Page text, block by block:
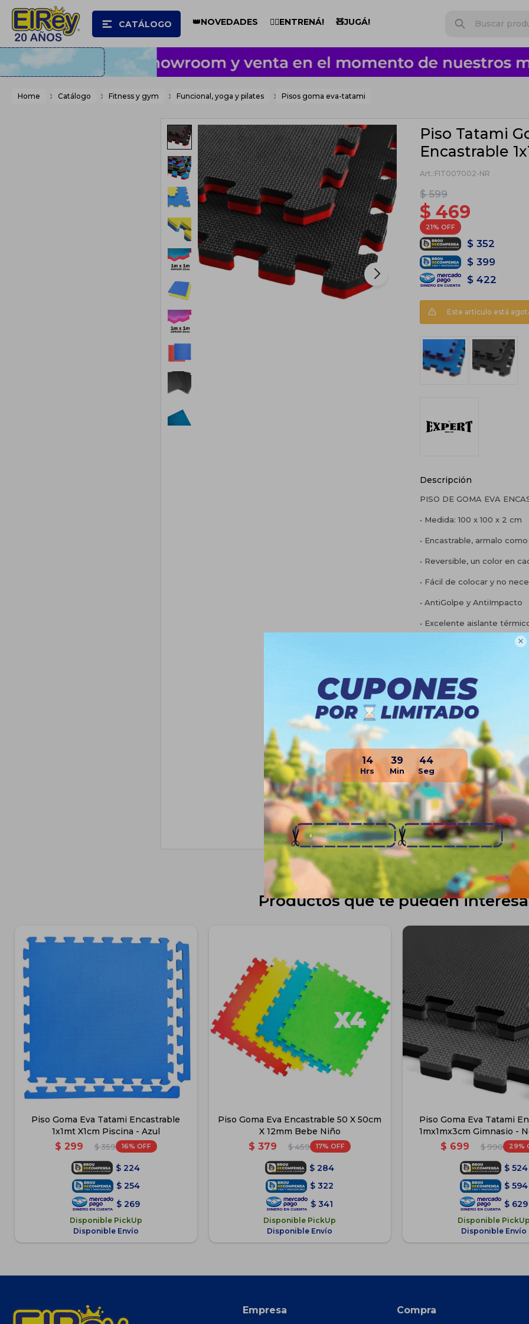

14 39 43
CATÁLOGO 👑NOVEDADES 🏋️‍♂️ENTRENÁ! 🧸JUGÁ!
Home Catálogo Fitness y gym Funcional, yoga y pilates Pisos goma eva-tatami
Piso Tatami
Encastrable
FIT007002-NR
$ 599
$ 469
21
$ 352
$ 399
$ 422
Este artículo está
Descripción
PISO DE GOMA EVA
• Medida: 100 x 100 x 2 cm
• Encastrable, armalo
• Reversible, un color en
• Fácil de colocar y no
• AntiGolpe y AntiImpacto
• Excelente aislante
• Desmontable y fácil de
• Lavable, no absorbe
• Antideslizante, no resbala
• Incluye complemento de
terminaciones
• Ideal para gimnasios,
escuelas, uso doméstico,
Planes de cuotas
Envíos
Medios de pago
Productos que te pueden
Piso Goma Eva Tatami Encastrable
1x1mt X1cm Piscina - Azul
$ 299 $ 359 16
$ 224
$ 254
$ 269
Disponible PickUp
Disponible Envío
Piso Goma Eva Encastrable 50 X 50cm
X 12mm Bebe Niño
$ 379 $ 459 17
$ 284
$ 322
$ 341
Disponible PickUp
Disponible Envío
Piso Goma Eva Tatami
1mx1mx3cm Gimnasio -
$ 699 $ 990 29
$ 524
$ 594
$ 629
Disponible
Disponible Envío
Empresa Compra